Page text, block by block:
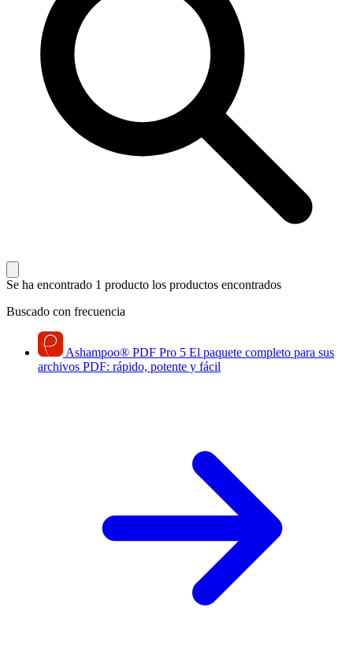
Se ha encontrado 1 producto los productos encontrados
Buscado con frecuencia
Ashampoo® PDF Pro 5 El paquete completo para sus
archivos PDF: rápido, potente y fácil